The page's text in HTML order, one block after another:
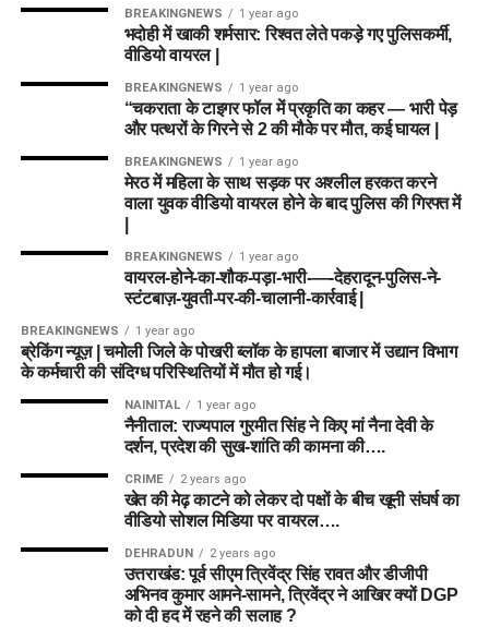
BREAKINGNEWS 1 year ago
भदोही में खाकी शर्मसार: रिश्वत लेते पकड़े गए पुलिसकर्मी,
वीडियो वायरल |
BREAKINGNEWS 1 year ago
“चकराता के टाइगर फॉल में प्रकृति का कहर — भारी पेड़
और पत्थरों के गिरने से 2 की मौके पर मौत, कई घायल |
BREAKINGNEWS 1 year ago
मेरठ में महिला के साथ सड़क पर अश्लील हरकत करने
वाला युवक वीडियो वायरल होने के बाद पुलिस की गिरफ्त में
BREAKINGNEWS 1 year ago
वायरल-होने-का-शौक-पड़ा-भारी-—-देहरादून-पुलिस-ने-
स्टंटबाज़-युवती-पर-की-चालानी-कार्रवाई |
BREAKINGNEWS 1 year ago
ब्रेकिंग न्यूज़ | चमोली जिले के पोखरी ब्लॉक के हापला बाजार में उद्यान विभाग
के कर्मचारी की संदिग्ध परिस्थितियों में मौत हो गई।
NAINITAL 1 year ago
नैनीताल: राज्यपाल गुरमीत सिंह ने किए मां नैना देवी के
दर्शन, प्रदेश की सुख-शांति की कामना की….
CRIME 2 years ago
खेत की मेढ़ काटने को लेकर दो पक्षों के बीच खूनी संघर्ष का
वीडियो सोशल मिडिया पर वायरल….
DEHRADUN 2 years ago
उत्तराखंड: पूर्व सीएम त्रिवेंद्र सिंह रावत और डीजीपी
अभिनव कुमार आमने-सामने, त्रिवेंद्र ने आखिर क्यों DGP
को दी हद में रहने की सलाह ?